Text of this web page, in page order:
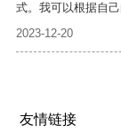
式。我可以根据自
2023-12-20
友情链接